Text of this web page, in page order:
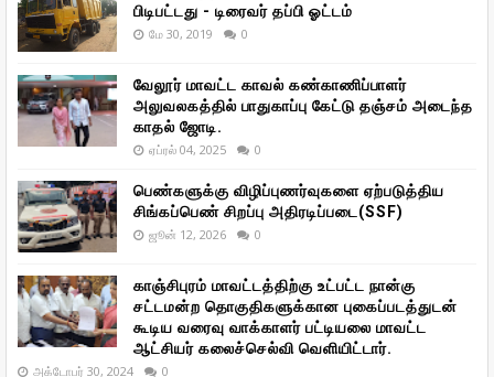
பிடிபட்டது - டிரைவர் தப்பி ஓட்டம்
மே 30, 2019 0
வேலூர் மாவட்ட காவல் கண்காணிப்பாளர்
அலுவலகத்தில் பாதுகாப்பு கேட்டு தஞ்சம் அடைந்த
காதல் ஜோடி.
ஏப்ரல் 04, 2025 0
பெண்களுக்கு விழிப்புணர்வுகளை ஏற்படுத்திய
சிங்கப்பெண் சிறப்பு அதிரடிப்படை(SSF)
ஜூன் 12, 2026 0
காஞ்சிபுரம் மாவட்டத்திற்கு உட்பட்ட நான்கு
சட்டமன்ற தொகுதிகளுக்கான புகைப்படத்துடன்
கூடிய வரைவு வாக்காளர் பட்டியலை மாவட்ட
ஆட்சியர் கலைச்செல்வி வெளியிட்டார்.
அக்டோபர் 30, 2024 0